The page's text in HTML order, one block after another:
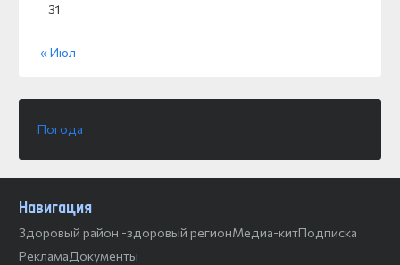
31
« Июл
Погода
Навигация
Здоровый район -здоровый регионМедиа-китПодписка
РекламаДокументы